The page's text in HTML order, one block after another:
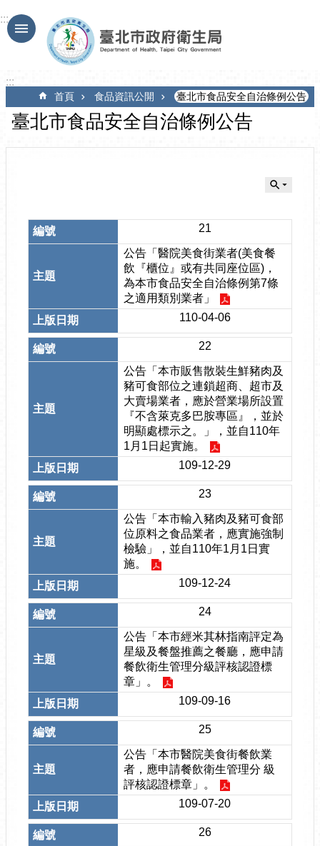
跳到主要內容區塊
:::
:::
首頁 食品資訊公開 臺北市食品安全自治條例公告
臺北市食品安全自治條例公告
21
公告「醫院美食街業者(美食餐
飲『櫃位』或有共同座位區)，
為本市食品安全自治條例第7條
之適用類別業者」
110-04-06
22
公告「本市販售散裝生鮮豬肉及
豬可食部位之連鎖超商、超市及
大賣場業者，應於營業場所設置
『不含萊克多巴胺專區』，並於
明顯處標示之。」，並自110年
1月1日起實施。
109-12-29
23
公告「本市輸入豬肉及豬可食部
位原料之食品業者，應實施強制
檢驗」，並自110年1月1日實
施。
109-12-24
24
公告「本市經米其林指南評定為
星級及餐盤推薦之餐廳，應申請
餐飲衛生管理分級評核認證標
章」。
109-09-16
25
公告「本市醫院美食街餐飲業
者，應申請餐飲衛生管理分 級
評核認證標章」。
109-07-20
26